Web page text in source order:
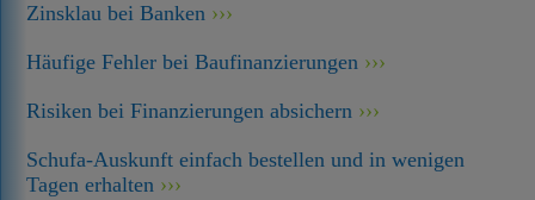
Zinsklau bei Banken
Häufige Fehler bei Baufinanzierungen
Risiken bei Finanzierungen absichern
Schufa-Auskunft einfach bestellen und in wenigen
Tagen erhalten